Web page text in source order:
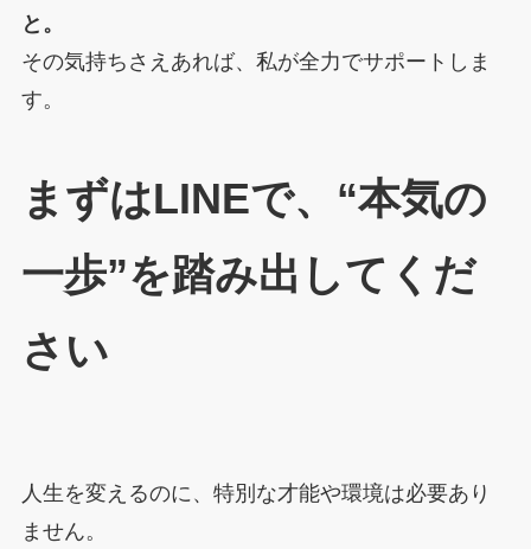
と。
その気持ちさえあれば、私が全力でサポートしま
す。
まずはLINEで、“本気の
一歩”を踏み出してくだ
さい
人生を変えるのに、特別な才能や環境は必要あり
ません。